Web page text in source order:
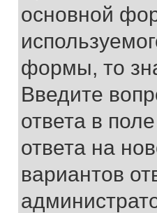
основной
формы, то
Введите
ответа в
ответа на
вариантов